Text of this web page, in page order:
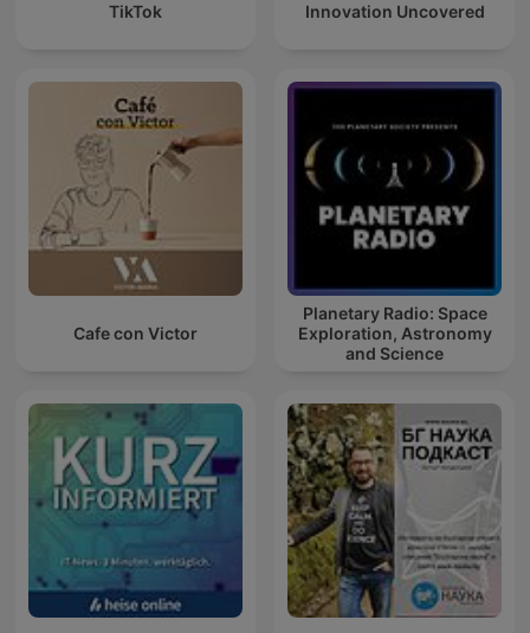
TikTok Innovation Uncovered
Cafe con Victor
Planetary Radio: Space
Exploration, Astronomy
and Science